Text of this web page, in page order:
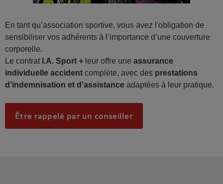
En tant qu’association sportive, vous avez l'obligation de
sensibiliser vos adhérents à l’importance d’une couverture
corporelle.
Le contrat I.A. Sport + leur offre une assurance
individuelle accident complète, avec des prestations
d’indemnisation et d’assistance adaptées à leur pratique.
Être rappelé par un conseiller